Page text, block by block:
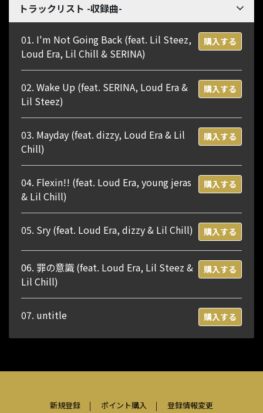
トラックリスト -収録曲-
01. I'm Not Going Back (feat. Lil Steez,
Loud Era, Lil Chill & SERINA)
購入する
02. Wake Up (feat. SERINA, Loud Era &
Lil Steez)
購入する
03. Mayday (feat. dizzy, Loud Era & Lil
Chill)
購入する
04. Flexin!! (feat. Loud Era, young jeras
& Lil Chill)
購入する
05. Sry (feat. Loud Era, dizzy & Lil Chill) 購入する
06. 罪の意識 (feat. Loud Era, Lil Steez &
Lil Chill)
購入する
07. untitle 購入する
新規登録 ポイント購入
登録情報変更